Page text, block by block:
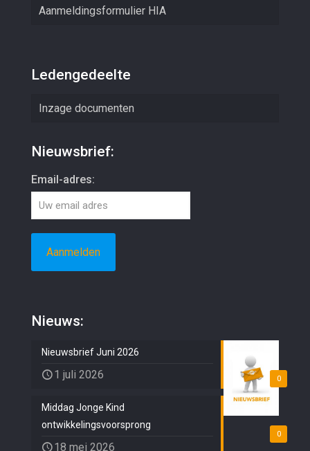
Aanmeldingsformulier HIA
Ledengedeelte
Inzage documenten
Nieuwsbrief:
Email-adres:
Nieuws:
0
Nieuwsbrief Juni 2026
1 juli 2026
0
Middag Jonge Kind
ontwikkelingsvoorsprong
18 mei 2026